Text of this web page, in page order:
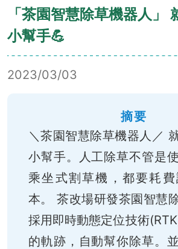
「茶園智慧除草機器人」
小幫手💪
2023/03/03
摘要
＼茶園智慧除草機器人／
小幫手。人工除草不管是使
乘坐式割草機，都要耗
本。 茶改場研發茶園智慧
採用即時動態定位技術
的軌跡，自動幫你除草。